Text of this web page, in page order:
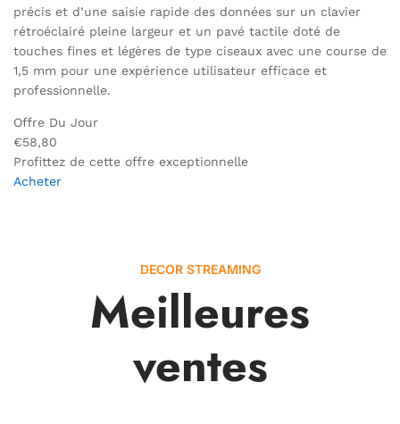
précis et d’une saisie rapide des données sur un clavier
rétroéclairé pleine largeur et un pavé tactile doté de
touches fines et légères de type ciseaux avec une course de
1,5 mm pour une expérience utilisateur efficace et
professionnelle.
Offre Du Jour
€58,80
Profittez de cette offre exceptionnelle
Acheter
DECOR STREAMING
Meilleures
ventes